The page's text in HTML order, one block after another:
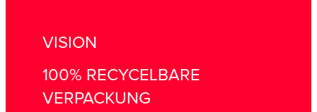
VISION
100% RECYCELBARE
VERPACKUNG